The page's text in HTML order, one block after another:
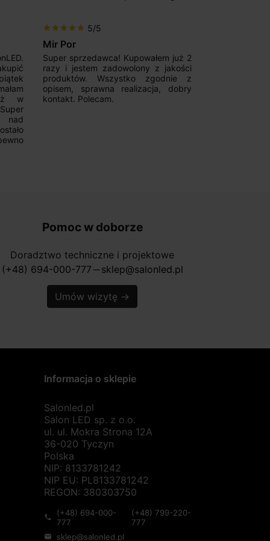
w
nad
star star star star star 5/5
Mir Por
Super sprzedawca! Kupowałem już 2
razy i jestem zadowolony z jakości
produktów. Wszystko zgodnie z
opisem, sprawna realizacja, dobry
kontakt. Polecam.
Pomoc w doborze
Doradztwo techniczne i projektowe
(+48) 694-000-777 horizontal_rule sklep@salonled.pl
Umów wizytę →
Informacja o sklepie
Salonled.pl
Salon LED sp. z o.o.
ul. ul. Mokra Strona 12A
36-020 Tyczyn
Polska
NIP: 8133781242
NIP EU: PL8133781242
REGON: 380303750
phone
(+48) 694-000-
777
(+48) 799-220-
777
mail sklep@salonled.pl